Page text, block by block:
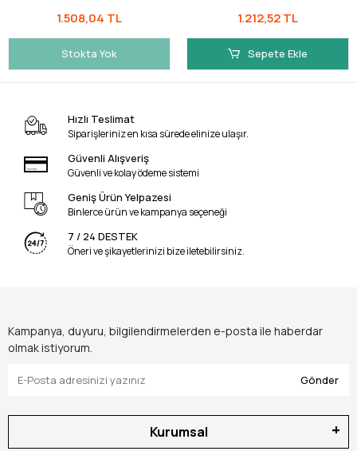
1.508,04 TL
Stokta Yok
1.212,52 TL
Sepete Ekle
Hızlı Teslimat
Siparişleriniz en kısa sürede elinize ulaşır.
Güvenli Alışveriş
Güvenli ve kolay ödeme sistemi
Geniş Ürün Yelpazesi
Binlerce ürün ve kampanya seçeneği
7 / 24 DESTEK
Öneri ve şikayetlerinizi bize iletebilirsiniz.
Kampanya, duyuru, bilgilendirmelerden e-posta ile haberdar
olmak istiyorum.
Gönder
Kurumsal